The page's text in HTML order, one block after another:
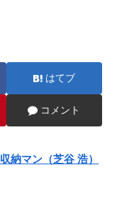
はてブ
コメント
収納マン（芝谷 浩）